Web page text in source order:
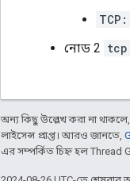
নোড 2 tcp
অন্য কিছু উল্লেখ করা না থাকলে,
লাইসেন্স প্রাপ্ত। আরও জানতে,
এর সম্পর্কিত চিহ্ন হল Thread